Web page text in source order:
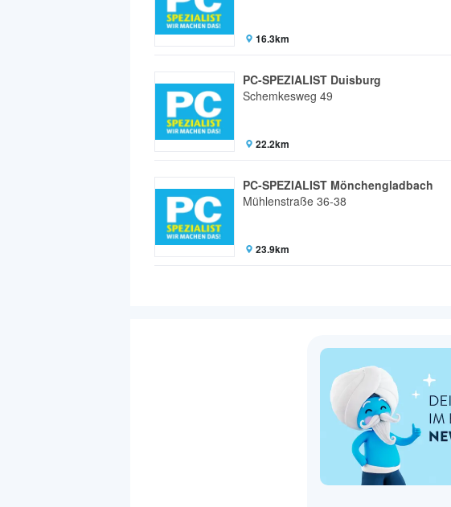
16.3km
PC-SPEZIALIST Duisburg
Schemkesweg 49
22.2km
PC-SPEZIALIST Mönchengladbach
Mühlenstraße 36-38
23.9km